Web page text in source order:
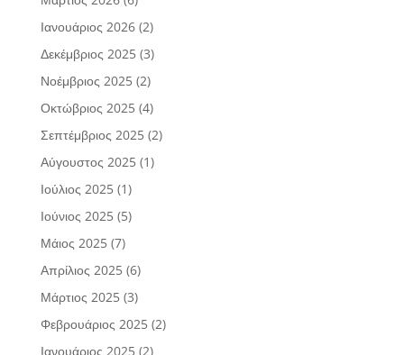
Ιανουάριος 2026(2)
Δεκέμβριος 2025(3)
Νοέμβριος 2025(2)
Οκτώβριος 2025(4)
Σεπτέμβριος 2025(2)
Αύγουστος 2025(1)
Ιούλιος 2025(1)
Ιούνιος 2025(5)
Μάιος 2025(7)
Απρίλιος 2025(6)
Μάρτιος 2025(3)
Φεβρουάριος 2025(2)
Ιανουάριος 2025(2)